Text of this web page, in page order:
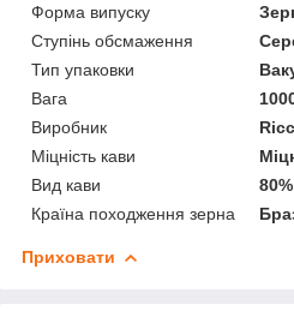
Форма випуску
Ступінь обсмаження
Тип упаковки
Вага
Виробник
Міцність кави
Вид кави
Країна походження зерна
Приховати